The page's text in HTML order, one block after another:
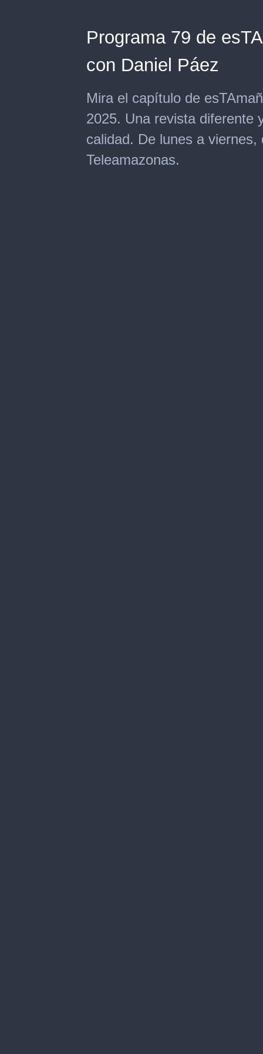
Programa 79 de
con Daniel Páez
Mira el capítulo de
2025. Una revista diferente
calidad. De lunes a
Teleamazonas.